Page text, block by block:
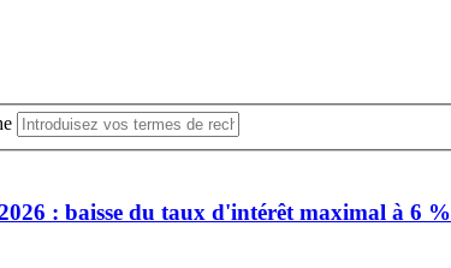
: baisse du taux d'intérêt maximal à 6 %